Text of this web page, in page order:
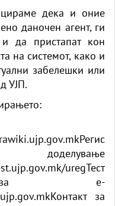
дека и оние
даночен агент, ги
да пристапат кон
на системот, како и
забелешки или
УЈП.
Регис
uregТест
за е-
Контакт за